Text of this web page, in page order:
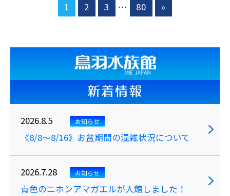
1 2 3 … 80 »
新着情報
2026.8.5 お知らせ
《8/8～8/16》お盆期間の混雑状況について
2026.7.28 お知らせ
青色のニホンアマガエルが入館しました！